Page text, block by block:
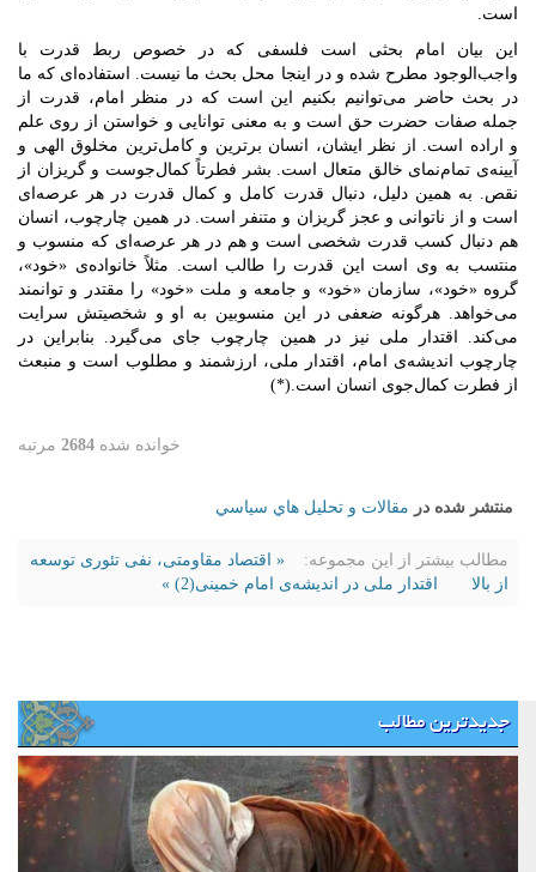
است.
این بیان امام بحثی است فلسفی که در خصوص ربط قدرت با
واجب‌الوجود مطرح شده و در اینجا محل بحث ما نیست. استفاده‌ای که ما
در بحث حاضر می‌توانیم بکنیم این است که در منظر امام، قدرت از
جمله صفات حضرت حق است و به معنی توانایی و خواستن از روی علم
و اراده است. از نظر ایشان، انسان برترین و کامل‌ترین مخلوق الهی و
آیینه‌ی تمام‌نمای خالق متعال است. بشر فطرتاً کمال‌جوست و گریزان از
نقص. به همین دلیل، دنبال قدرت کامل و کمال قدرت در هر عرصه‌ای
است و از ناتوانی و عجز گریزان و متنفر است. در همین چارچوب، انسان
هم دنبال کسب قدرت شخصی است و هم در هر عرصه‌ای که منسوب و
منتسب به وی است این قدرت را طالب است. مثلاً خانواده‌ی «خود»،
گروه «خود»، سازمان «خود» و جامعه و ملت «خود» را مقتدر و توانمند
می‌خواهد. هرگونه ضعفی در این منسوبین به او و شخصیتش سرایت
می‌کند. اقتدار ملی نیز در همین چارچوب جای می‌گیرد. بنابراین در
چارچوب اندیشه‌ی امام، اقتدار ملی، ارزشمند و مطلوب است و منبعث
از فطرت کمال‌جوی انسان است.(*)
خوانده شده 2684 مرتبه
منتشر شده در مقالات و تحليل هاي سياسي
مطالب بیشتر از این مجموعه:
« اقتصاد مقاومتی، نفی تئوری توسعه
از بالا
اقتدار ملی در اندیشه‌ی امام خمینی(2) »
جدیدترین مطالب